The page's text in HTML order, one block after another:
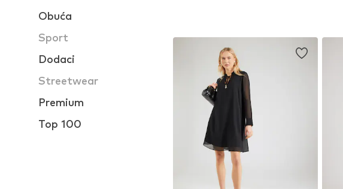
Obuća
Sport
Dodaci
Streetwear
Premium
Top 100